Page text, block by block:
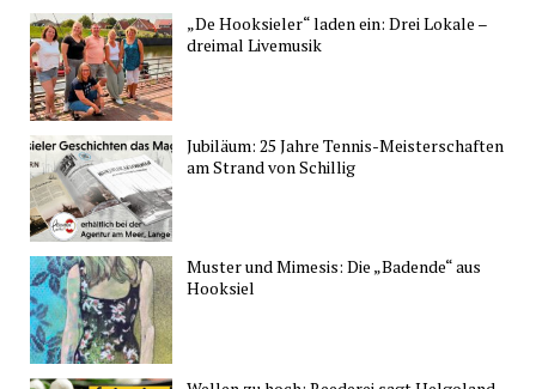
„De Hooksieler“ laden ein: Drei Lokale –
dreimal Livemusik
Jubiläum: 25 Jahre Tennis-Meisterschaften
am Strand von Schillig
Muster und Mimesis: Die „Badende“ aus
Hooksiel